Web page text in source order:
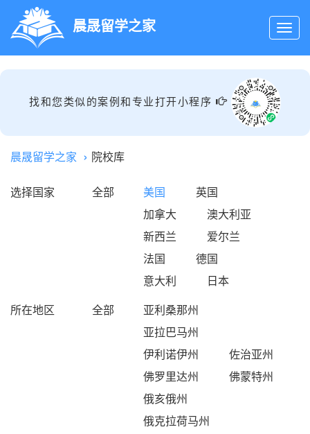
晨晟留学之家
找和您类似的案例和专业打开小程序
晨晟留学之家 院校库
选择国家 全部 美国
英国
加拿大
澳大利亚
新西兰
爱尔兰
法国
德国
意大利
日本
所在地区
全部
亚利桑那州
亚拉巴马州
伊利诺伊州
佐治亚州
佛罗里达州
佛蒙特州
俄亥俄州
俄克拉荷马州